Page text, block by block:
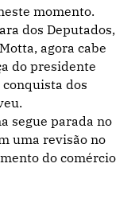
momento.
dos Deputados,
agora cabe
do presidente
dos
segue parada no
uma revisão no
do comércio